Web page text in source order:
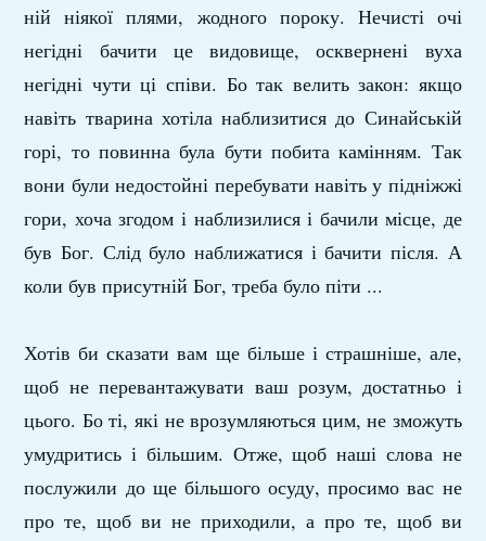
ній ніякої плями, жодного пороку. Нечисті очі
негідні бачити це видовище, осквернені вуха
негідні чути ці співи. Бо так велить закон: якщо
навіть тварина хотіла наблизитися до Синайській
горі, то повинна була бути побита камінням. Так
вони були недостойні перебувати навіть у підніжжі
гори, хоча згодом і наблизилися і бачили місце, де
був Бог. Слід було наближатися і бачити після. А
коли був присутній Бог, треба було піти ...
Хотів би сказати вам ще більше і страшніше, але,
щоб не перевантажувати ваш розум, достатньо і
цього. Бо ті, які не врозумляються цим, не зможуть
умудритись і більшим. Отже, щоб наші слова не
послужили до ще більшого осуду, просимо вас не
про те, щоб ви не приходили, а про те, щоб ви